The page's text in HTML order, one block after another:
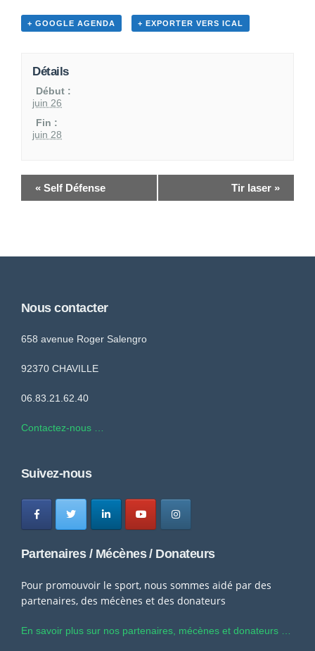
+ GOOGLE AGENDA + EXPORTER VERS ICAL
Détails
Début :
juin 26
Fin :
juin 28
« Self Défense Tir laser »
Nous contacter
658 avenue Roger Salengro
92370 CHAVILLE
06.83.21.62.40
Contactez-nous …
Suivez-nous
Partenaires / Mécènes / Donateurs
Pour promouvoir le sport, nous sommes aidé par des
partenaires, des mécènes et des donateurs
En savoir plus sur nos partenaires, mécènes et donateurs …